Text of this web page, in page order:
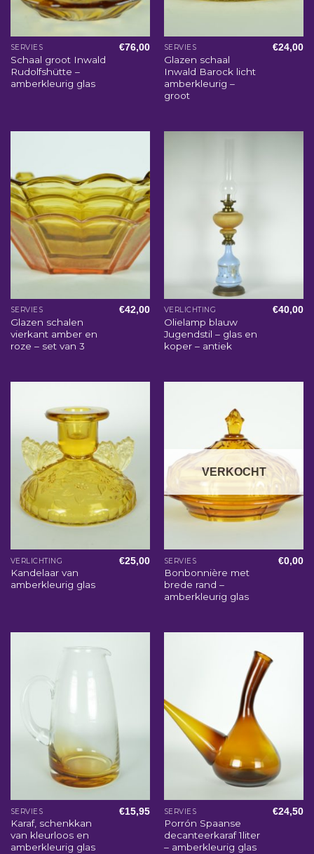
SERVIES
Schaal groot Inwald
Rudolfshütte –
amberkleurig glas
€76,00 SERVIES
Glazen schaal
Inwald Barock licht
amberkleurig –
groot
€24,00
SERVIES
Glazen schalen
vierkant amber en
roze – set van 3
€42,00 VERLICHTING
Olielamp blauw
Jugendstil – glas en
koper – antiek
€40,00
VERLICHTING
Kandelaar van
amberkleurig glas
€25,00
VERKOCHT
SERVIES
Bonbonnière met
brede rand –
amberkleurig glas
€0,00
SERVIES
Karaf, schenkkan
van kleurloos en
amberkleurig glas
€15,95 SERVIES
Porrón Spaanse
decanteerkaraf 1liter
– amberkleurig glas
€24,50